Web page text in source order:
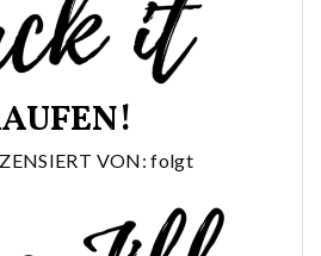
VON: folgt